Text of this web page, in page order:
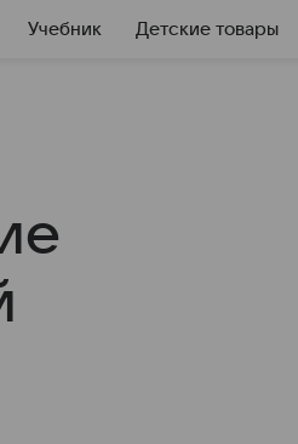
Учебник Детские товары